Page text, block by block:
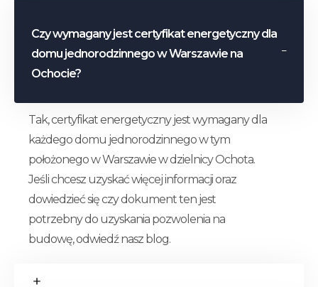
Czy wymagany jest certyfikat energetyczny dla
domu jednorodzinnego w Warszawie na
Ochocie?
Tak, certyfikat energetyczny jest wymagany dla
każdego domu jednorodzinnego w tym
położonego w Warszawie w dzielnicy Ochota.
Jeśli chcesz uzyskać więcej informacji oraz
dowiedzieć się czy dokument ten jest
potrzebny do uzyskania pozwolenia na
budowę, odwiedź nasz blog.